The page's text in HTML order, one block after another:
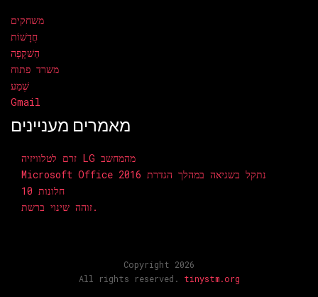
משחקים
חֲדָשׁוֹת
הַשׁקָפָה
משרד פתוח
שֶׁמַע
Gmail
מאמרים מעניינים
זרם לטלוויזיה LG מהמחשב
Microsoft Office 2016 נתקל בשגיאה במהלך הגדרת
חלונות 10
זוהה שינוי ברשת.
Copyright 2026
All rights reserved. tinystm.org